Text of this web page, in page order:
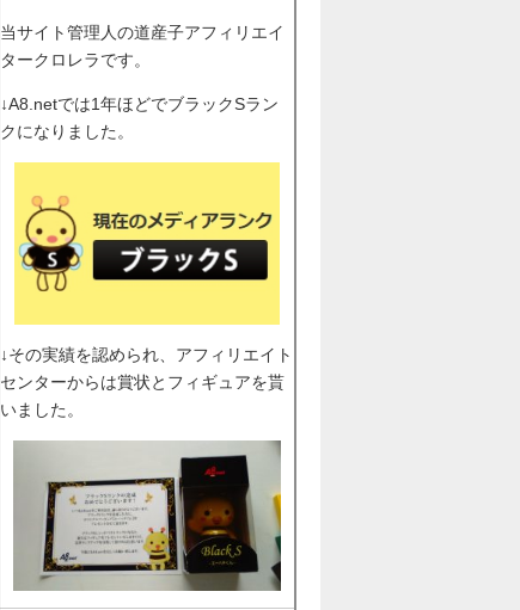
当サイト管理人の道産子アフィリエイ
タークロレラです。
↓A8.netでは1年ほどでブラックSラン
クになりました。
↓その実績を認められ、アフィリエイト
センターからは賞状とフィギュアを貰
いました。